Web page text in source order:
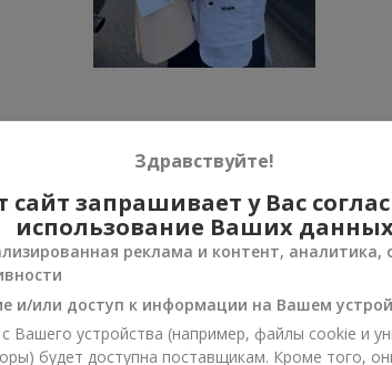
Все фото доставок
Заказать этот товар
Здравствуйте!
сайт запрашивает у Вас
использование Ваших
реклама и контент, аналитика,
и/или доступ к информации на Вашем
Вашего устройства (например, файлы cookie и
будет доступна поставщикам. Кроме того,